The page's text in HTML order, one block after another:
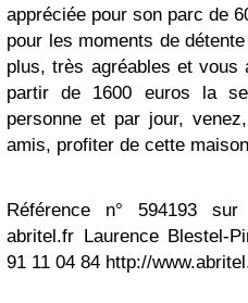
appréciée pour son parc de
pour les moments de
plus, très agréables et vous
partir de 1600 euros la
personne et par jour,
amis, profiter de cette
Référence n° 594193
abritel.fr Laurence Blestel-
91 11 04 84 http://